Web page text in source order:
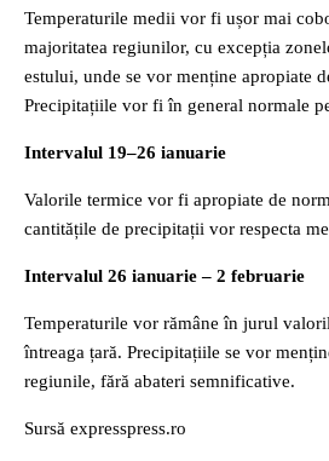
Temperaturile medii vor fi ușor mai
majoritatea regiunilor, cu excepția
estului, unde se vor menține apropiate
Precipitațiile vor fi în general normale
Intervalul 19–26 ianuarie
Valorile termice vor fi apropiate de
cantitățile de precipitații vor respecta
Intervalul 26 ianuarie – 2 februarie
Temperaturile vor rămâne în jurul
întreaga țară. Precipitațiile se vor
regiunile, fără abateri semnificative.
Sursă expresspress.ro